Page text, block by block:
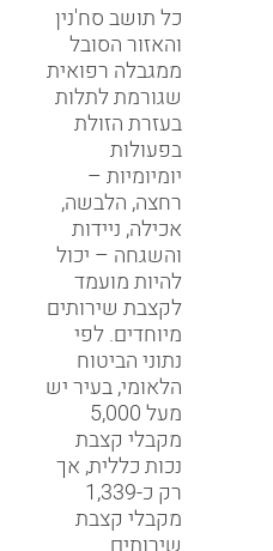
כל תושב סח'נין
והאזור הסובל
ממגבלה רפואית
שגורמת לתלות
בעזרת הזולת
בפעולות
יומיומיות –
רחצה, הלבשה,
אכילה, ניידות
והשגחה – יכול
להיות מועמד
לקצבת שירותים
מיוחדים. לפי
נתוני הביטוח
הלאומי, בעיר יש
מעל 5,000
מקבלי קצבת
נכות כללית, אך
רק כ-1,339
מקבלי קצבת